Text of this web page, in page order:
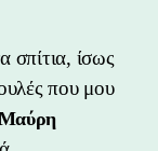
σπίτια, ίσως
που μου